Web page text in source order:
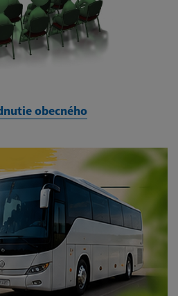
obecného